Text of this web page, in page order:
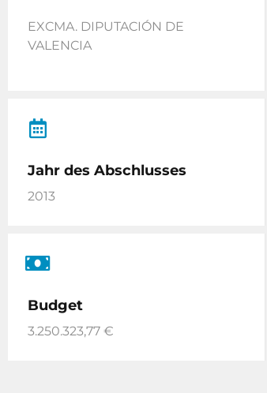
EXCMA. DIPUTACIÓN DE
VALENCIA
Jahr des Abschlusses
2013
Budget
3.250.323,77 €